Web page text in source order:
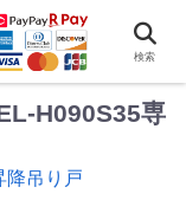
H090S35専
降吊り戸
検索